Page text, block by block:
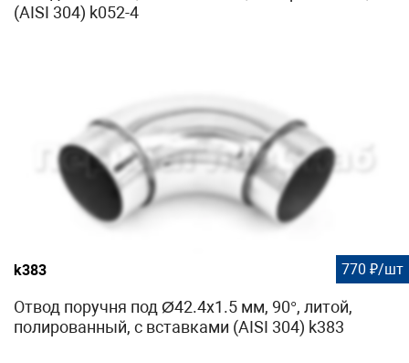
(AISI 304) k052-4
k383 770 ₽/шт
Отвод поручня под Ø42.4х1.5 мм, 90°, литой,
полированный, с вставками (AISI 304) k383